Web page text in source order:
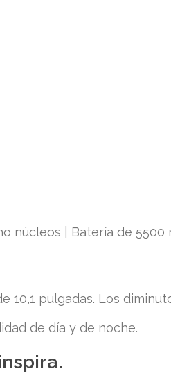
núcleos | Batería de 5500
10,1 pulgadas. Los
de día y de noche.